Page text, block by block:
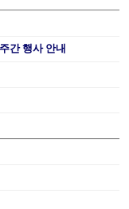
간 행사 안내